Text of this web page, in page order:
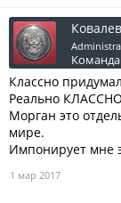
Классно
Реально
Морган это
мире.
Импонирует мне
1 мар 2017